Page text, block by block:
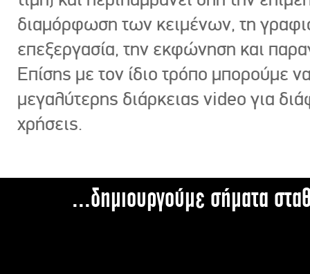
διαμόρφωση των κειμένων, τη
επεξεργασία, την εκφώνηση και
Επίσης με τον ίδιο τρόπο μπορούμε
μεγαλύτερης διάρκειας video για
χρήσεις.
...δημιουργούμε σήματα